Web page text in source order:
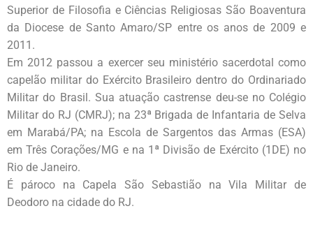
Superior de Filosofia e Ciências Religiosas São Boaventura
da Diocese de Santo Amaro/SP entre os anos de 2009 e
2011.
Em 2012 passou a exercer seu ministério sacerdotal como
capelão militar do Exército Brasileiro dentro do Ordinariado
Militar do Brasil. Sua atuação castrense deu-se no Colégio
Militar do RJ (CMRJ); na 23ª Brigada de Infantaria de Selva
em Marabá/PA; na Escola de Sargentos das Armas (ESA)
em Três Corações/MG e na 1ª Divisão de Exército (1DE) no
Rio de Janeiro.
É pároco na Capela São Sebastião na Vila Militar de
Deodoro na cidade do RJ.